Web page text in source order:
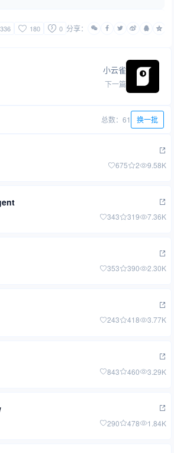
336 180 0 分享：
小云雀
下一篇
总数：61 换一批
675 2 9.58K
343 319 7.36K
353 390 2.30K
243 418 3.77K
843 460 3.29K
290 478 1.84K